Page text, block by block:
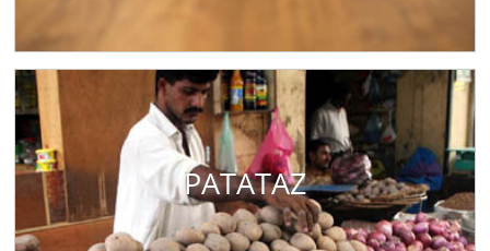
PATATAZ